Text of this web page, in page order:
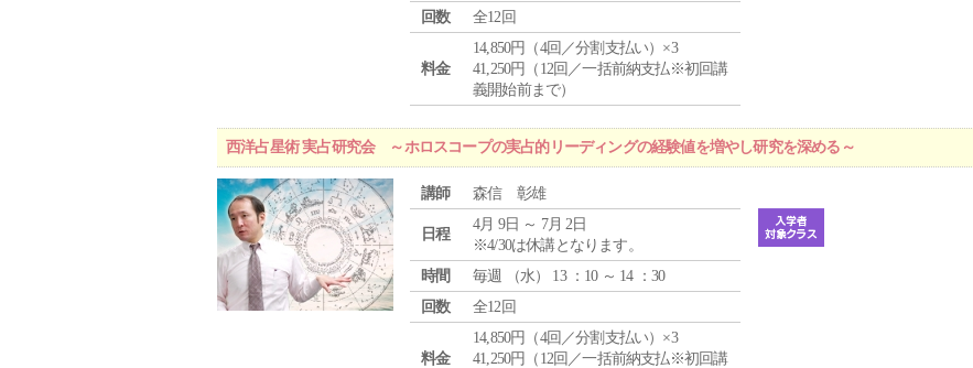
回数
全12回
料金
14,850円（4回／分割支払い）×3
41,250円（12回／一括前納支払※初回講
義開始前まで）
西洋占星術 実占研究会 ～ホロスコープの実占的リーディングの経験値を増やし研究を深める～
講師 森信 彰雄
日程
4月 9日 ～ 7月 2日
※4/30は休講となります。
時間
毎週 （水） 13 ：10 ～ 14 ：30
回数
全12回
料金
14,850円（4回／分割支払い）×3
41,250円（12回／一括前納支払※初回講